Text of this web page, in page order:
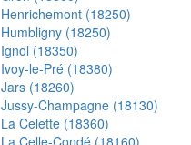
Henrichemont (18250)
Humbligny (18250)
Ignol (18350)
Ivoy-le-Pré (18380)
Jars (18260)
Jussy-Champagne (18130)
La Celette (18360)
La Celle-Condé (18160)